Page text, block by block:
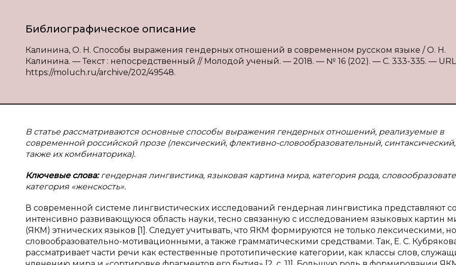
Библиографическое описание
Калинина, О. Н. Способы выражения гендерных отношений в современном русском языке / О. Н.
Калинина. — Текст : непосредственный // Молодой ученый. — 2018. — № 16 (202). — С. 333-335. —
https://moluch.ru/archive/202/49548.
В статье рассматриваются основные способы выражения гендерных отношений, реализуемые в
современной российской прозе (лексический, флективно-словообразовательный,
также их комбинаторика).
Ключевые слова:гендерная лингвистика, языковая картина мира, категория рода,
категория «женскость».
В современной системе лингвистических исследований гендерная лингвистика представляют
интенсивно развивающуюся область науки, тесно связанную с исследованием языковых картин
(ЯКМ) этнических языков [1]. Следует учитывать, что ЯКМ формируются не только лексическими,
словообразовательно-мотивационными, а также грамматическими средствами. Так, Е. С.
рассматривает части речи как естественные прототипические категории, как классы слов,